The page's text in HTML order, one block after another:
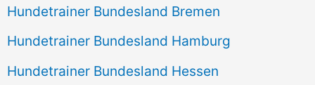
Hundetrainer Bundesland Bremen
Hundetrainer Bundesland Hamburg
Hundetrainer Bundesland Hessen